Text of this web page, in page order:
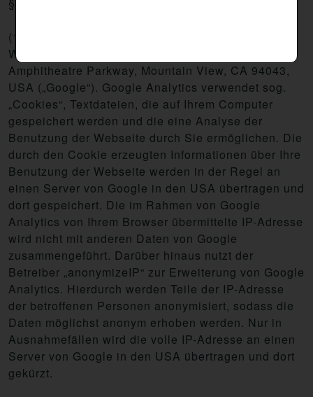
(1) Diese Website benutzt Google Analytics, einen
Webanalysedienst der Google LLC, 1600
Amphitheatre Parkway, Mountain View, CA 94043,
USA („Google“). Google Analytics verwendet sog.
„Cookies“, Textdateien, die auf Ihrem Computer
gespeichert werden und die eine Analyse der
Benutzung der Webseite durch Sie ermöglichen. Die
durch den Cookie erzeugten Informationen über Ihre
Benutzung der Webseite werden in der Regel an
einen Server von Google in den USA übertragen und
dort gespeichert. Die im Rahmen von Google
Analytics von Ihrem Browser übermittelte IP-Adresse
wird nicht mit anderen Daten von Google
zusammengeführt. Darüber hinaus nutzt der
Betreiber „anonymizeIP“ zur Erweiterung von Google
Analytics. Hierdurch werden Teile der IP-Adresse
der betroffenen Personen anonymisiert, sodass die
Daten möglichst anonym erhoben werden. Nur in
Ausnahmefällen wird die volle IP-Adresse an einen
Server von Google in den USA übertragen und dort
gekürzt.